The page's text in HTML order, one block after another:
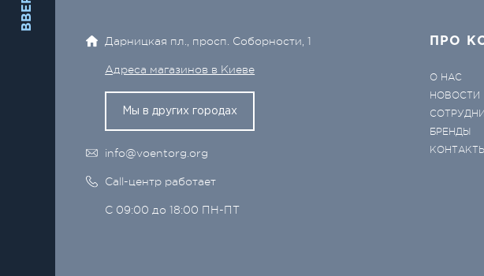
Дарницкая пл., просп. Соборности, 1
Адреса магазинов в Киеве
Мы в других городах
info@voentorg.org
Call-центр работает
С 09:00 до 18:00 ПН-ПТ
ПРО
О НАС
НОВОСТИ
БРЕНДЫ